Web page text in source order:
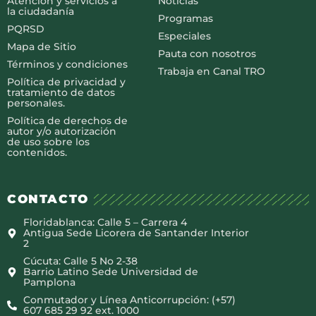
la ciudadanía
PQRSD
Mapa de Sitio
Términos y condiciones
Política de privacidad y
tratamiento de datos
personales.
Política de derechos de
autor y/o autorización
de uso sobre los
contenidos.
Programas
Especiales
Pauta con nosotros
Trabaja en Canal TRO
CONTACTO
Floridablanca: Calle 5 – Carrera 4
Antigua Sede Licorera de Santander Interior
2
Cúcuta: Calle 5 No 2-38
Barrio Latino Sede Universidad de
Pamplona
Conmutador y Línea Anticorrupción: (+57)
607 685 29 92 ext. 1000